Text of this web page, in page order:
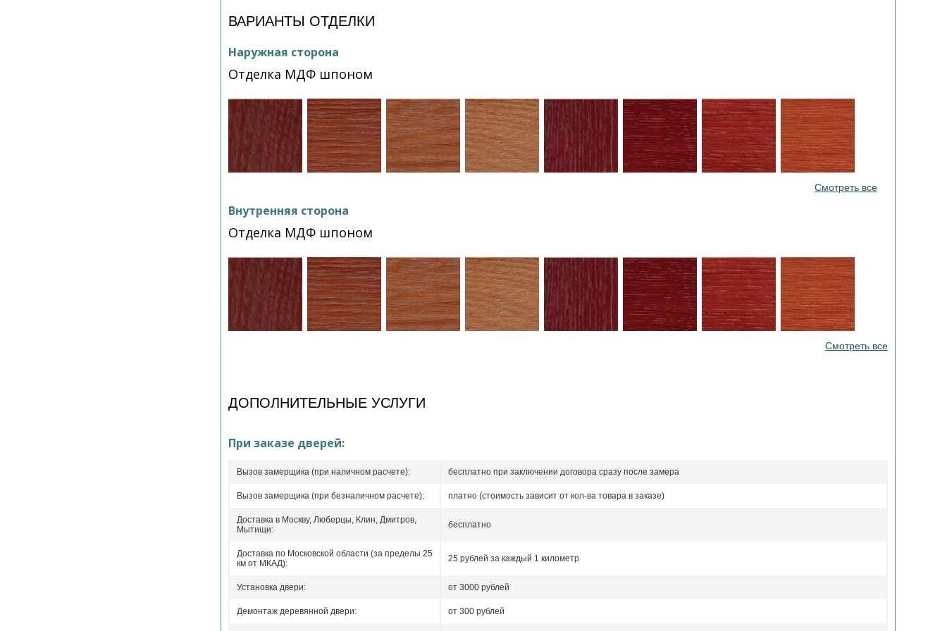
ВАРИАНТЫ ОТДЕЛКИ
Наружная сторона
Отделка МДФ шпоном
Смотреть все
Внутренняя сторона
Отделка МДФ шпоном
Смотреть все
ДОПОЛНИТЕЛЬНЫЕ УСЛУГИ
При заказе дверей:
Вызов замерщика (при наличном расчете): бесплатно при заключении договора сразу после замера
Вызов замерщика (при безналичном расчете): платно (стоимость зависит от кол-ва товара в заказе)
Доставка в Москву, Люберцы, Клин, Дмитров,
Мытищи:
бесплатно
Доставка по Московской области (за пределы 25
км от МКАД):
25 рублей за каждый 1 километр
Установка двери: от 3000 рублей
Демонтаж деревянной двери: от 300 рублей